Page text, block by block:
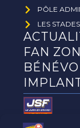
PÔLE
LES STADES
FAN